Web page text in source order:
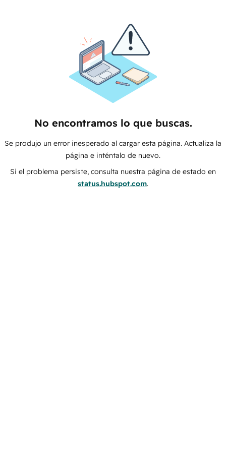
No encontramos lo que buscas.
Se produjo un error inesperado al cargar esta página. Actualiza la
página e inténtalo de nuevo.
Si el problema persiste, consulta nuestra página de estado en
status.hubspot.com.